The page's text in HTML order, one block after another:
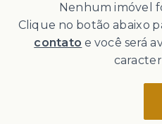
Nenhum imóvel
Clique no botão abaixo
contato e você será